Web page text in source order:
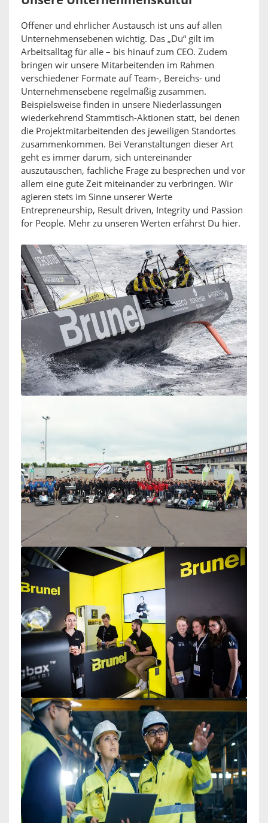
Offener und ehrlicher Austausch ist uns auf allen
Unternehmensebenen wichtig. Das „Du“ gilt im
Arbeitsalltag für alle – bis hinauf zum CEO. Zudem
bringen wir unsere Mitarbeitenden im Rahmen
verschiedener Formate auf Team-, Bereichs- und
Unternehmensebene regelmäßig zusammen.
Beispielsweise finden in unsere Niederlassungen
wiederkehrend Stammtisch-Aktionen statt, bei denen
die Projektmitarbeitenden des jeweiligen Standortes
zusammenkommen. Bei Veranstaltungen dieser Art
geht es immer darum, sich untereinander
auszutauschen, fachliche Frage zu besprechen und vor
allem eine gute Zeit miteinander zu verbringen. Wir
agieren stets im Sinne unserer Werte
Entrepreneurship, Result driven, Integrity und Passion
for People. Mehr zu unseren Werten erfährst Du hier.